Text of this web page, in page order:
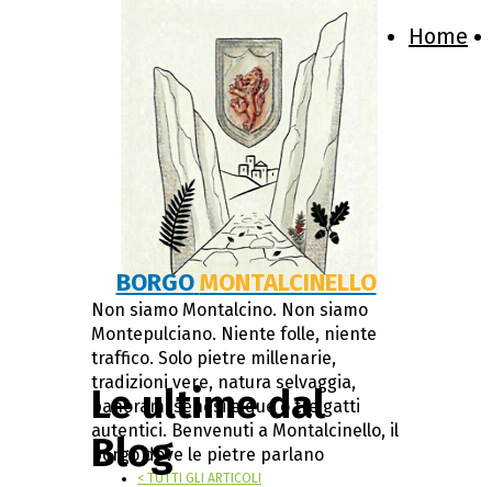
BORGO MONTALCINELLO
Non siamo Montalcino. Non siamo
Montepulciano. Niente folle, niente
traffico. Solo pietre millenarie,
tradizioni vere, natura selvaggia,
panorami senesi e due o tre gatti
autentici. Benvenuti a Montalcinello, il
borgo dove le pietre parlano
Home
< TUTTI GLI ARTICOLI
Le ultime dal
Blog